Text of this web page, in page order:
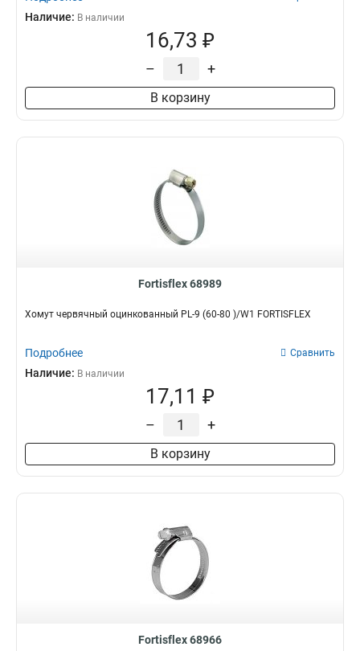
Наличие: В наличии
16,73 ₽
– +
В корзину
Fortisflex 68989
Хомут червячный оцинкованный PL-9 (60-80 )/W1 FORTISFLEX
Подробнее Сравнить
Наличие: В наличии
17,11 ₽
– +
В корзину
Fortisflex 68966